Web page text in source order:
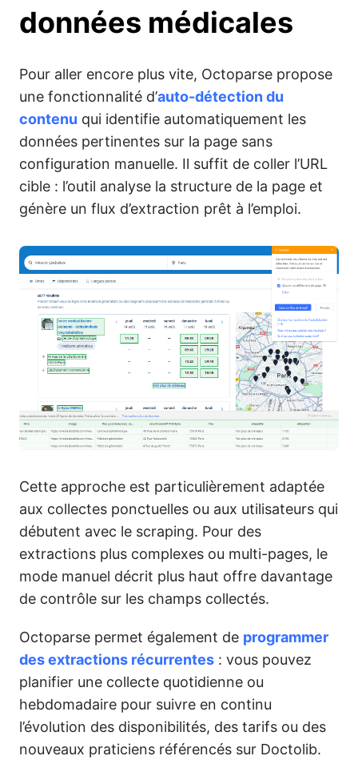
données médicales
Pour aller encore plus vite, Octoparse propose
une fonctionnalité d’auto-détection du
contenu qui identifie automatiquement les
données pertinentes sur la page sans
configuration manuelle. Il suffit de coller l’URL
cible : l’outil analyse la structure de la page et
génère un flux d’extraction prêt à l’emploi.
Cette approche est particulièrement adaptée
aux collectes ponctuelles ou aux utilisateurs qui
débutent avec le scraping. Pour des
extractions plus complexes ou multi-pages, le
mode manuel décrit plus haut offre davantage
de contrôle sur les champs collectés.
Octoparse permet également de programmer
des extractions récurrentes : vous pouvez
planifier une collecte quotidienne ou
hebdomadaire pour suivre en continu
l’évolution des disponibilités, des tarifs ou des
nouveaux praticiens référencés sur Doctolib.